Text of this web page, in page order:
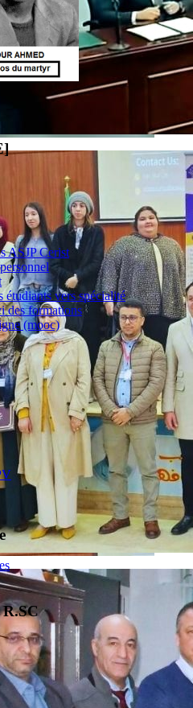
ASJP Cerist
étudiants vers spécialité
des formations
(mooc)